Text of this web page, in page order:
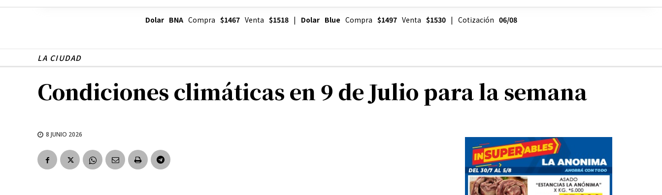
Dolar BNACompra $1467Venta $1518| Dolar Blue Compra $1497Venta $1530| Cotización 06/08
LA CIUDAD
Condiciones climáticas en 9 de Julio para la semana
8 JUNIO 2026